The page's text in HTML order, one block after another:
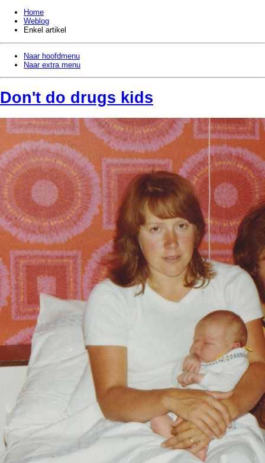
Home
Weblog
Enkel artikel
Naar hoofdmenu
Naar extra menu
Don't do drugs kids